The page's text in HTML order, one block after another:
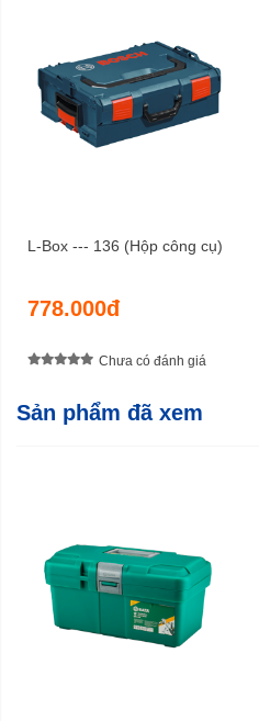
L-Box --- 136 (Hộp công cụ)
778.000đ
Chưa có đánh giá
Sản phẩm đã xem